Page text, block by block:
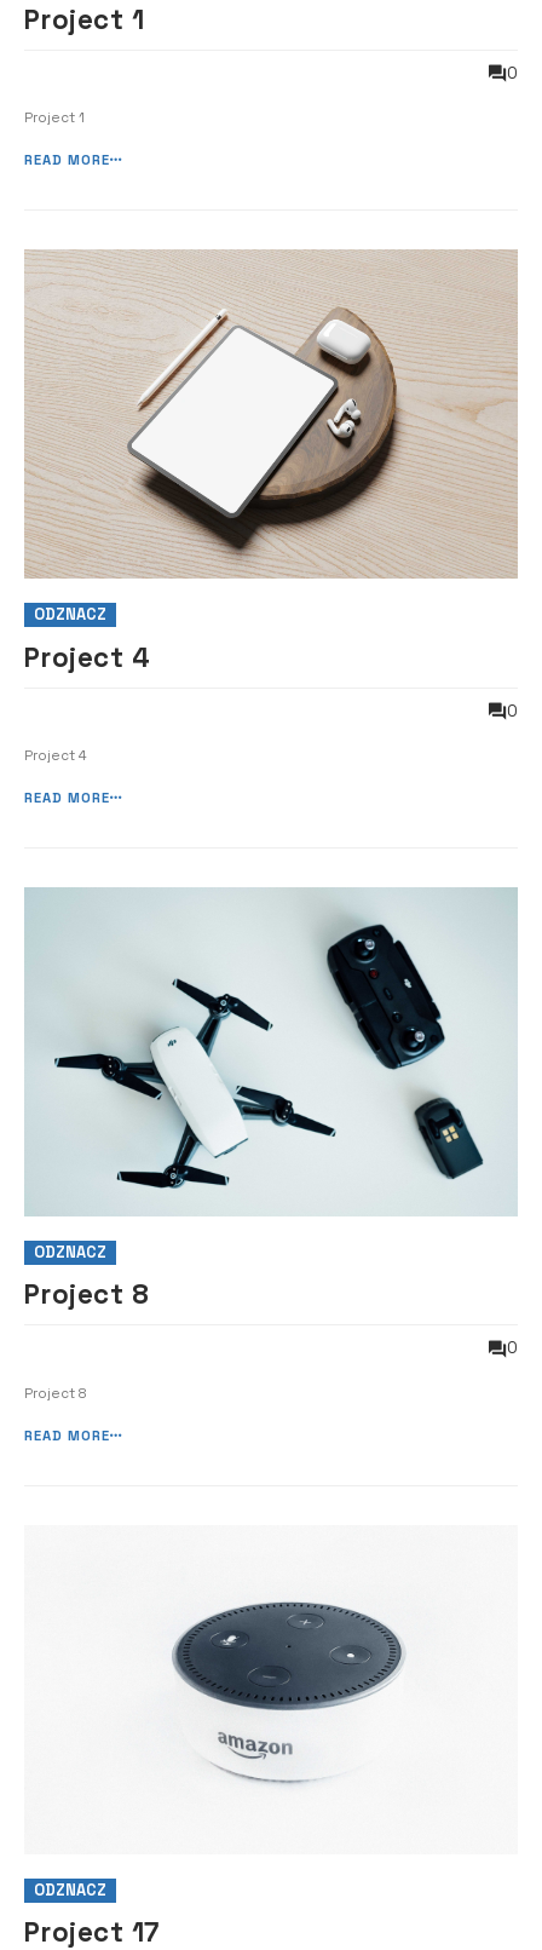
Project 1
0
Project 1
READ MORE
ODZNACZ
Project 4
0
Project 4
READ MORE
ODZNACZ
Project 8
0
Project 8
READ MORE
ODZNACZ
Project 17